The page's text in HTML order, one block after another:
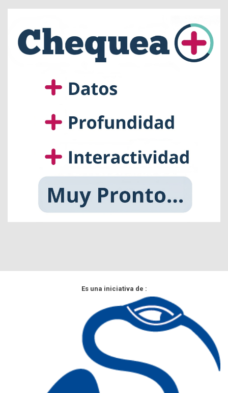
Es una iniciativa de :